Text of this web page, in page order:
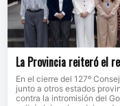
La Provincia reiteró el
En el cierre del 127º
junto a otros estados
contra la intromisión del